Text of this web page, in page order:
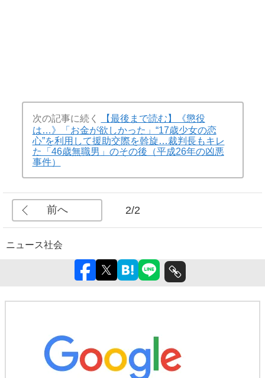
次の記事に続く
【最後まで読む】《懲役
は…》「お金が欲しかった」“17歳少女の恋
心”を利用して援助交際を斡旋…裁判長もキレ
た「46歳無職男」のその後（平成26年の凶悪
事件）
前へ 2/2
ニュース社会